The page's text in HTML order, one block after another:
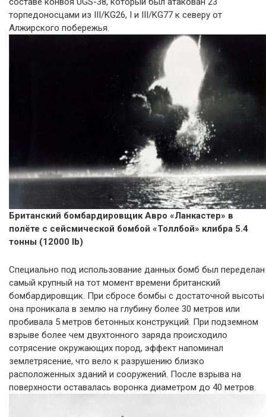
торпедоносцами из III/KG26, I и III/KG77 к северу от
Алжирского побережья.
Британский бомбардировщик Авро «Ланкастер» в
полёте с сейсмической бомбой «Толлбой» клибра 5.4
тонны (12000 lb)
Специально под использование данных бомб был переделан
самый крупный на тот момент времени британский
бомбардировщик. При сбросе бомбы с достаточной высоты
она проникала в землю на глубину более 30 метров или
пробивала 5 метров бетонных конструкций. При подземном
взрыве более чем двухтонного заряда происходило
сотрясение окружающих пород, эффект напоминал
землетрясение, что вело к разрушению близко
расположенных зданий и сооружений. После взрыва на
поверхности оставалась воронка диаметром до 40 метров.